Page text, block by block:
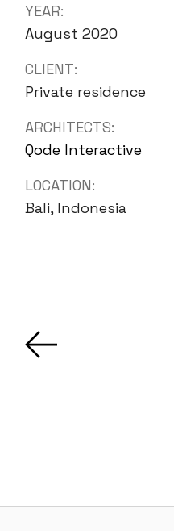
YEAR:
August 2020
CLIENT:
Private residence
ARCHITECTS:
Qode Interactive
LOCATION:
Bali, Indonesia